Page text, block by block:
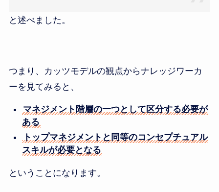
と述べました。
つまり、カッツモデルの観点からナレッジワーカ
ーを見てみると、
マネジメント階層の一つとして区分する必要が
ある
トップマネジメントと同等のコンセプチュアル
スキルが必要となる
ということになります。